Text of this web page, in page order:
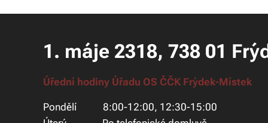
1. máje 2318, 738 01
Úřední hodiny Úřadu OS ČČK Frýdek-Místek
Pondělí 8:00-12:00, 12:30-15:00